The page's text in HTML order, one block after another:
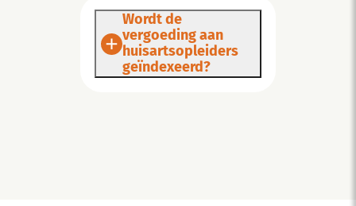
Wordt de
vergoeding aan
huisartsopleiders
geïndexeerd?